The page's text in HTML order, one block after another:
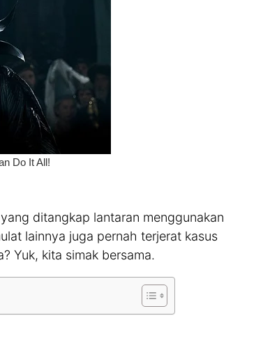
ditangkap lantaran menggunakan
lainnya juga pernah terjerat kasus
Yuk, kita simak bersama.